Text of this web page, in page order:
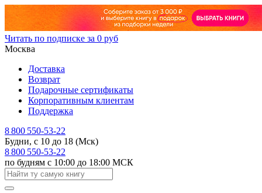
Читать по подписке за 0 руб
Москва
Доставка
Возврат
Подарочные сертификаты
Корпоративным клиентам
Поддержка
8 800 550-53-22
Будни, с 10 до 18 (Мск)
8 800 550-53-22
по будням с 10:00 до 18:00 МСК